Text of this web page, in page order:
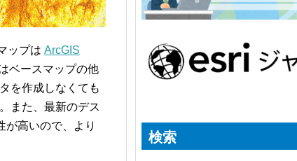
ップは ArcGIS
ベースマップの他
を作成しなくても
また、最新のデス
が高いので、より
検索